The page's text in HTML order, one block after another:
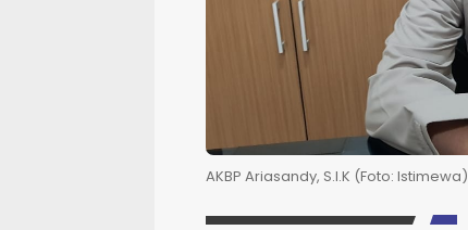
AKBP Ariasandy, S.I.K (Foto: Istimewa)